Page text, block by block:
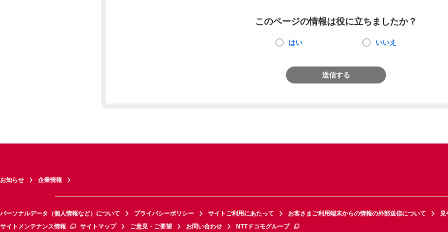
このページの情報は役に立ちましたか？
はい いいえ
送信する
お知らせ 企業情報
パーソナルデータ（個人情報など）について プライバシーポリシー サイトご利用にあたって お客さまご利用端末からの情報の外部送信について
見
サイトメンテナンス情報
サイトマップ ご意見・ご要望 お問い合わせ NTTドコモグループ